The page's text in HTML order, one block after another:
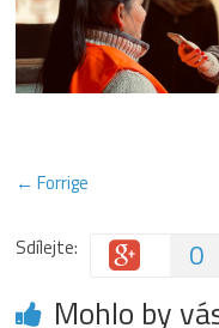
← Forrige
Sdílejte: 0
Mohlo by